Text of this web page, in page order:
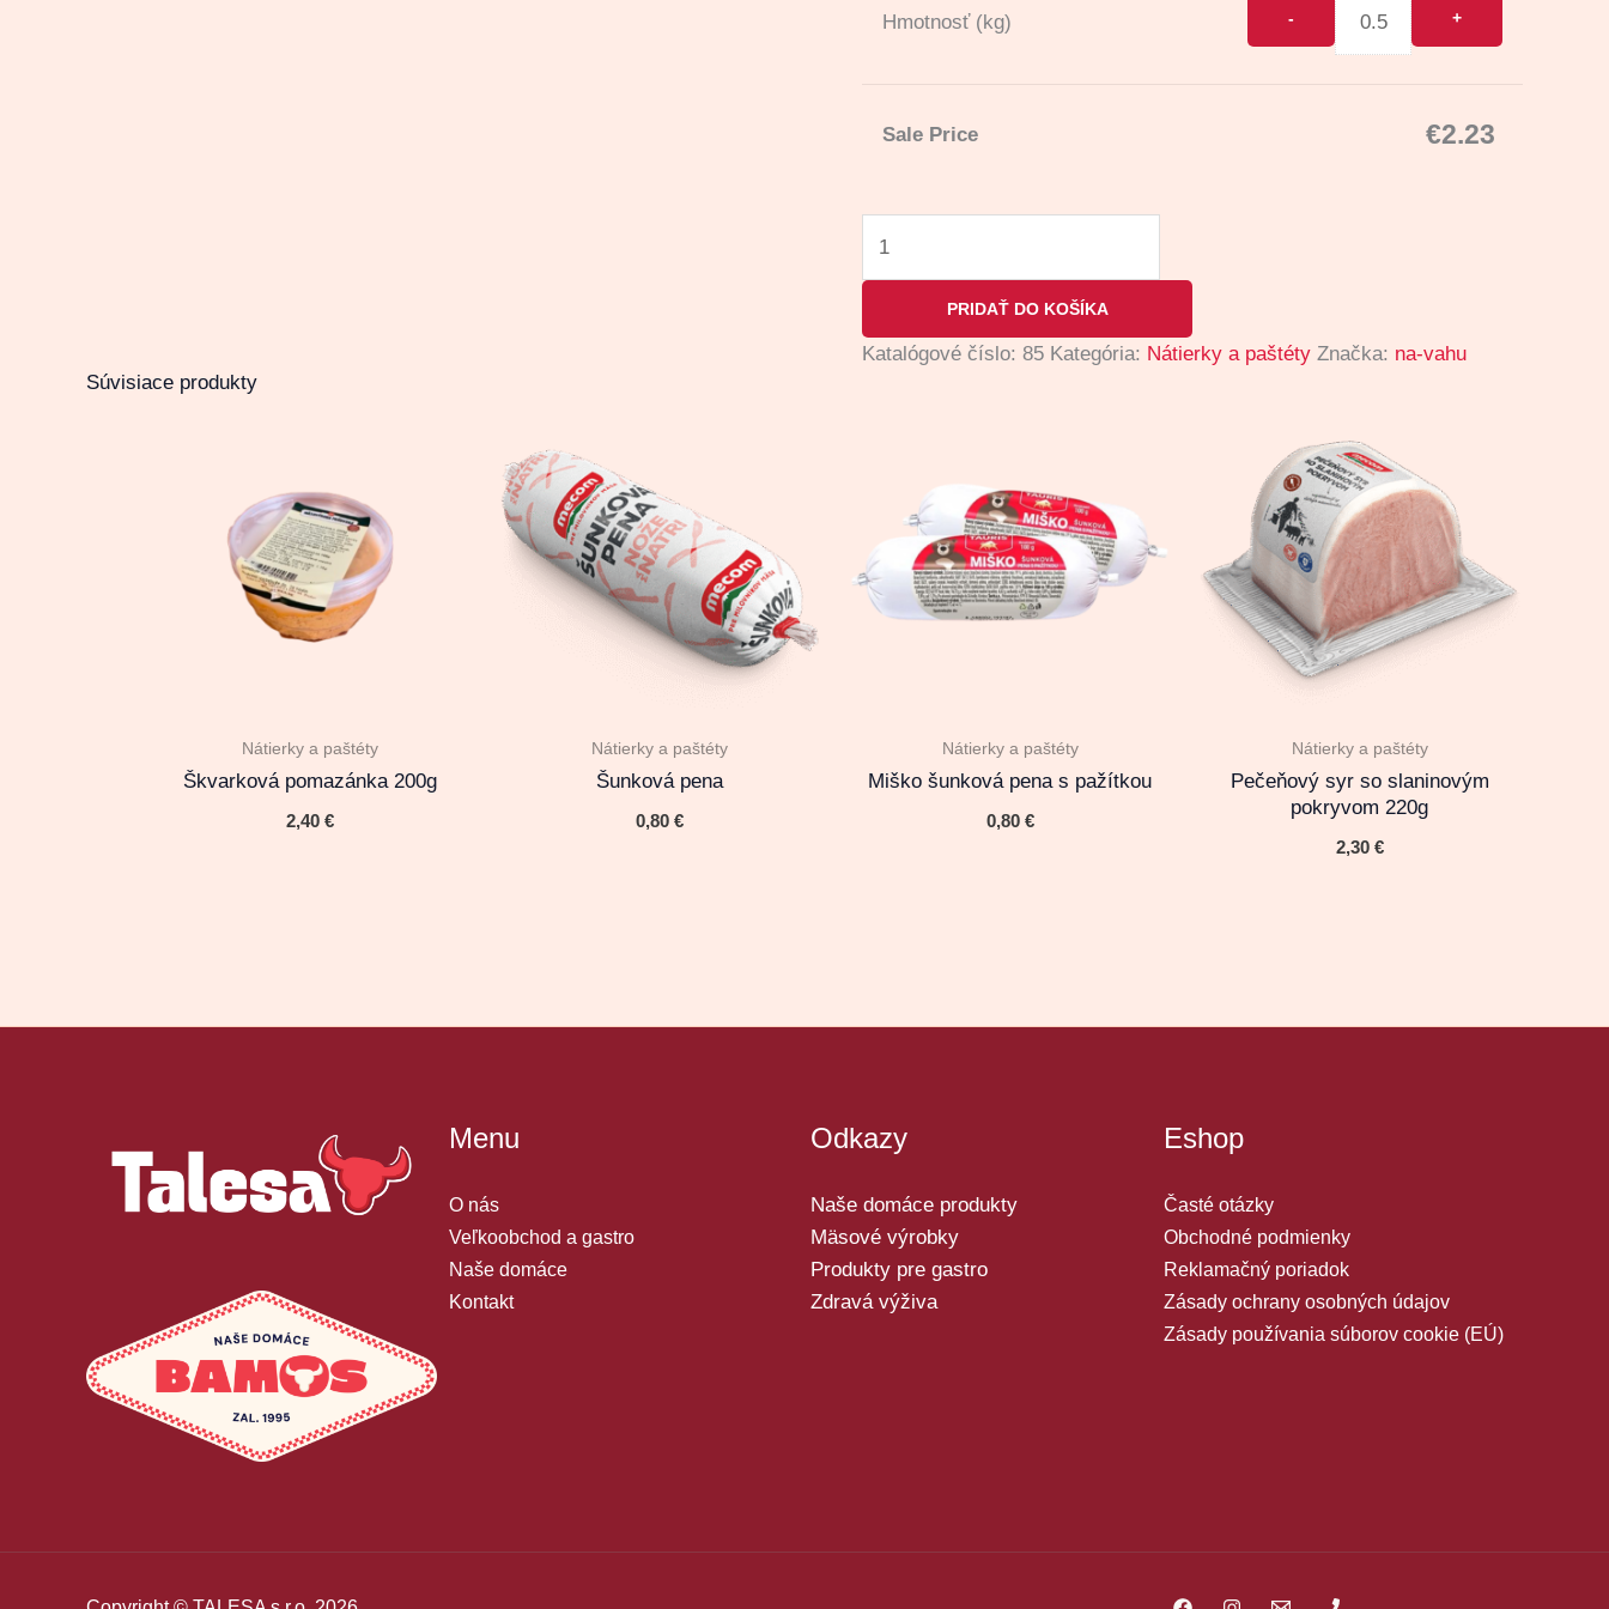
Hmotnosť (kg)
Sale Price €2.23
PRIDAŤ DO KOŠÍKA
Katalógové číslo: 85 Kategória: Nátierky a paštéty Značka: na-vahu
Súvisiace produkty
Nátierky a paštéty
Škvarková pomazánka 200g
2,40€
Nátierky a paštéty
Šunková pena
0,80€
Nátierky a paštéty
Miško šunková pena s pažítkou
0,80 €
Nátierky a paštéty
Pečeňový syr so slaninovým
pokryvom 220g
2,30 €
Menu
O nás
Veľkoobchod a gastro
Naše domáce
Kontakt
Odkazy
Naše domáce produkty
Mäsové výrobky
Produkty pre gastro
Zdravá výživa
Eshop
Časté otázky
Obchodné podmienky
Reklamačný poriadok
Zásady ochrany osobných údajov
Zásady používania súborov cookie (EÚ)